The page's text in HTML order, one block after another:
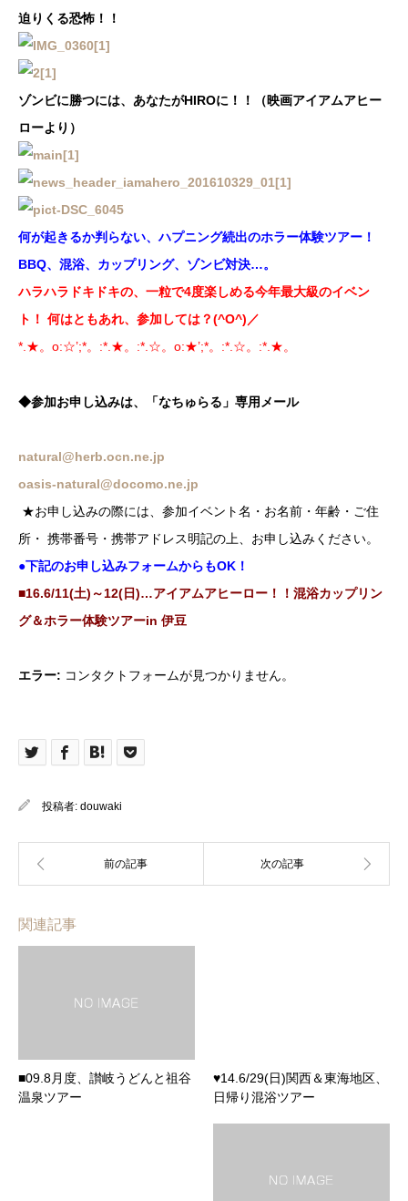
迫りくる恐怖！！
ゾンビに勝つには、あなたがHIROに！！（映画アイアムアヒー
ローより）
何が起きるか判らない、ハプニング続出のホラー体験ツアー！
BBQ、混浴、カップリング、ゾンビ対決…。
ハラハラドキドキの、一粒で4度楽しめる今年最大級のイベン
ト！ 何はともあれ、参加しては？(^O^)／
*.★。o:☆’;*。:*.★。:*.☆。o:★’;*。:*.☆。:*.★。
◆参加お申し込みは、「なちゅらる」専用メール
natural@herb.ocn.ne.jp
oasis-natural@docomo.ne.jp
★お申し込みの際には、参加イベント名・お名前・年齢・ご住
所・ 携帯番号・携帯アドレス明記の上、お申し込みください。
●下記のお申し込みフォームからもOK！
■16.6/11(土)～12(日)…アイアムアヒーロー！！混浴カップリン
グ＆ホラー体験ツアーin 伊豆
エラー: コンタクトフォームが見つかりません。
投稿者: douwaki
関連記事
■09.8月度、讃岐うどんと祖谷
温泉ツアー
♥14.6/29(日)関西＆東海地区、
日帰り混浴ツアー